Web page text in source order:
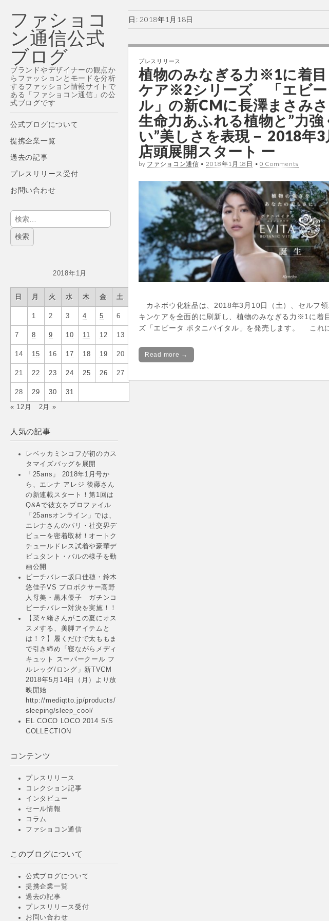
ファショコ
ン通信公式
ブログ
ブランドやデザイナーの観点か
らファッションとモードを分析
するファッション情報サイトで
ある「ファショコン通信」の公
式ブログです
Main
menu
Skip
content
公式ブログについて
提携企業一覧
過去の記事
プレスリリース受付
お問い合わせ
検
索:
2018年1月
日 月 火 水 木 金 土
1 2 3 4 5 6
7 8 9 10 11 12 13
14 15 16 17 18 19 20
21 22 23 24 25 26 27
28 29 30 31
« 12月 2月 »
人気の記事
レベッカミンコフが初のカス
タマイズバッグを展開
「25ans」 2018年1月号か
ら、エレナ アレジ 後藤さん
の新連載スタート！第1回は
Q&Aで彼女をプロファイル
「25ansオンライン」では、
エレナさんのパリ・社交界デ
ビューを密着取材！オートク
チュールドレス試着や豪華デ
ビュタント・バルの様子を動
画公開
ビーチバレー坂口佳穗・鈴木
悠佳子VS プロボクサー高野
人母美・黒木優子 ガチンコ
ビーチバレー対決を実施！！
【菜々緒さんがこの夏にオス
スメする、美脚アイテムと
は！？】履くだけで太ももま
で引き締め「寝ながらメディ
キュット スーパークール フ
ルレッグ/ロング」新TVCM
2018年5月14日（月）より放
映開始
http://mediqtto.jp/products/
sleeping/sleep_cool/
EL COCO LOCO 2014 S/S
COLLECTION
コンテンツ
プレスリリース
コレクション記事
インタビュー
セール情報
コラム
ファショコン通信
このブログについて
公式ブログについて
提携企業一覧
過去の記事
プレスリリース受付
お問い合わせ
日: 2018年1月18日
プレスリリース
植物のみなぎる力※1に着
ケア※2シリーズ 「エビー
ル」の新CMに長澤まさみ
生命力あふれる植物と”力
い”美しさを表現－ 2018年
店頭展開スタート ー
by ファショコン通信 • 2018年1月18日 • 0 Comments
カネボウ化粧品は、2018年3月10日（土）、セルフ
キンケアを全面的に刷新し、植物のみなぎる力※1に着
ズ「エビータ ボタニバイタル」を発売します。 これ
Read more →